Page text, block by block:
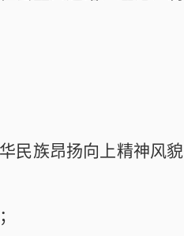
民族昂扬向上精神风貌